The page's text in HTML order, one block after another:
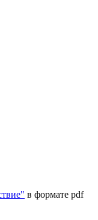
в формате pdf